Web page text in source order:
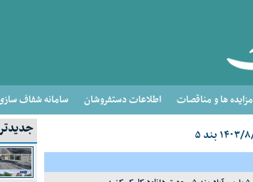
مزایده ها و مناقصات اطلاعات دستفروشان سامانه شفاف